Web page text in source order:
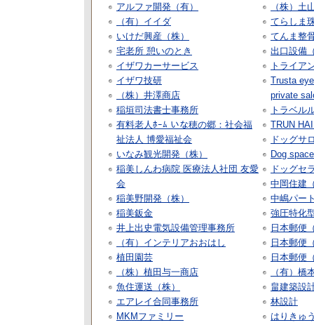
アルファ開発（有）
（有）イイダ
いけだ興産（株）
宅老所 憩いのとき
イザワカーサービス
イザワ技研
（株）井澤商店
稲垣司法書士事務所
有料老人ﾎｰﾑ いな穂の郷：社会福
祉法人 博愛福祉会
いなみ観光開発（株）
稲美しんわ病院 医療法人社団 友愛
会
稲美野開発（株）
稲美鈑金
井上出史電気設備管理事務所
（有）インテリアおおはし
植田園芸
（株）植田与一商店
魚住運送（株）
エアレイ合同事務所
MKMファミリー
（株）土
てらしま
てんま整
出口設備
トライア
Trusta
private
トラベル
TRUN
ドッグサ
Dog
ドッグセ
中岡住建
中嶋パー
強圧特化
日本郵便
日本郵便
日本郵便
（有）橋
畠建築設
林設計
はりきゅ